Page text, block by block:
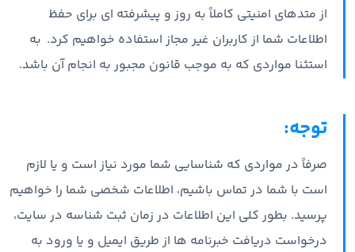
از متدهای امنیتی کاملاً به روز و پیشرفته ای برای حفظ
اطلاعات شما از کاربران غیر مجاز استفاده خواهیم کرد. به
استثنا مواردی که به موجب قانون مجبور به انجام آن باشد.
توجه:
صرفاً در مواردی که شناسایی شما مورد نیاز است و یا لازم
است با شما در تماس باشیم، اطلاعات شخصی شما را خواهیم
پرسید. بطور کلی این اطلاعات در زمان ثبت شناسه در سایت،
درخواست دریافت خبرنامه ها از طریق ایمیل و یا ورود به